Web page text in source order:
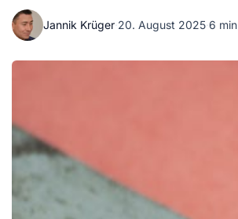
Jannik Krüger·20. August 2025·6 min